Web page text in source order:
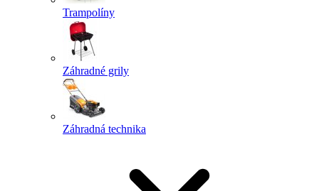
Trampolíny
Záhradné grily
Záhradná technika